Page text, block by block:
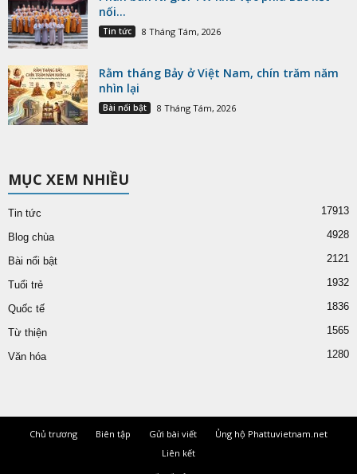
nối...
Tin tức 8 Tháng Tám, 2026
Rằm tháng Bảy ở Việt Nam, chín trăm năm
nhìn lại
Bài nổi bật 8 Tháng Tám, 2026
MỤC XEM NHIỀU
Tin tức 17913
Blog chùa 4928
Bài nổi bật 2121
Tuổi trẻ 1932
Quốc tế 1836
Từ thiện 1565
Văn hóa 1280
Chủ trương Biên tập Gửi bài viết
Ủng hộ Phattuvietnam.net
Liên kết